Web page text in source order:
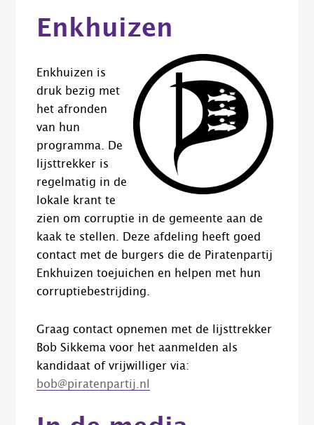
Enkhuizen
Enkhuizen is
druk bezig met
het afronden
van hun
programma. De
lijsttrekker is
regelmatig in de
lokale krant te
zien om corruptie in de gemeente aan de
kaak te stellen. Deze afdeling heeft goed
contact met de burgers die de Piratenpartij
Enkhuizen toejuichen en helpen met hun
corruptiebestrijding.
Graag contact opnemen met de lijsttrekker
Bob Sikkema voor het aanmelden als
kandidaat of vrijwilliger via:
bob@piratenpartij.nl